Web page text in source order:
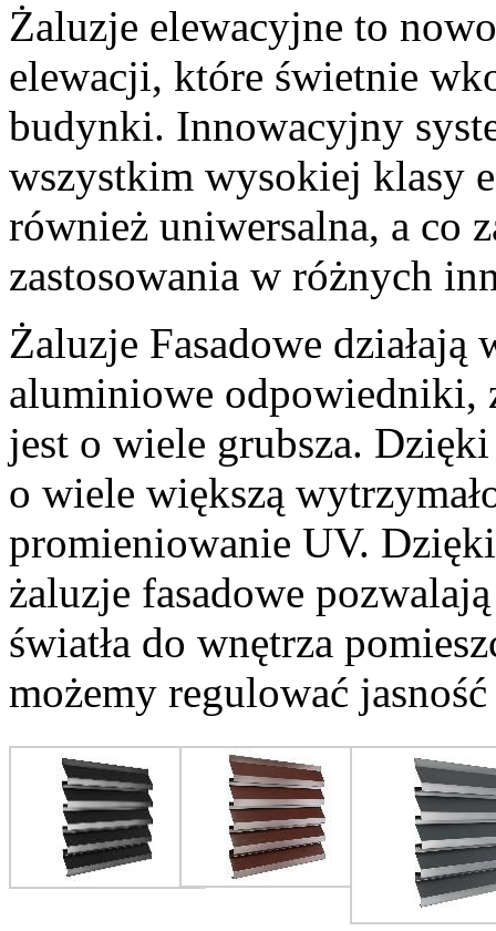
Żaluzje elewacyjne to
elewacji, które świetnie
budynki. Innowacyjny
wszystkim wysokiej klasy
również uniwersalna, a co
zastosowania w różnych
Żaluzje Fasadowe
aluminiowe odpowiedniki,
jest o wiele grubsza.
o wiele większą
promieniowanie UV.
żaluzje fasadowe
światła do wnętrza
możemy regulować